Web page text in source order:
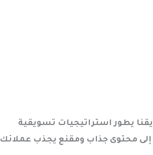
يطور استراتيجيات تسويقية
إلى محتوى جذاب ومقنع يجذب عملائك